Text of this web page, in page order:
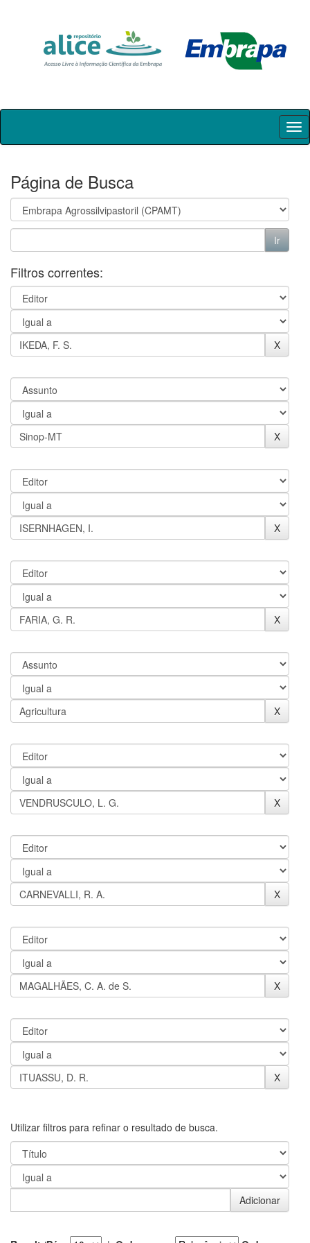
Skip
Página de Busca
Filtros correntes:
Utilizar filtros para refinar o resultado de busca.